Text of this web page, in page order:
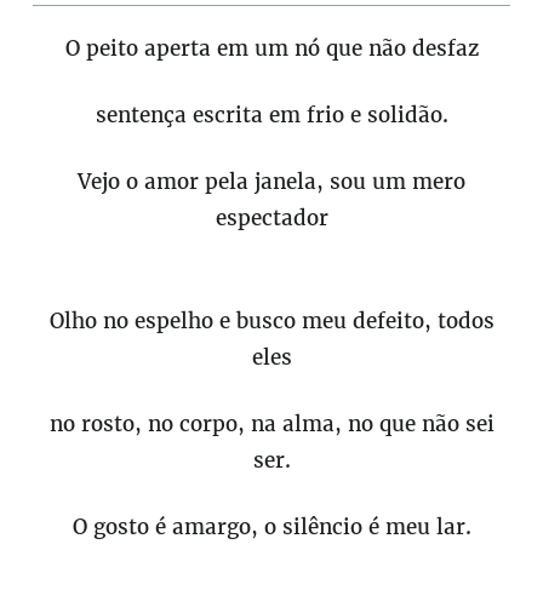
O peito aperta em um nó que não desfaz
sentença escrita em frio e solidão.
Vejo o amor pela janela, sou um mero
espectador
Olho no espelho e busco meu defeito, todos
eles
no rosto, no corpo, na alma, no que não sei
ser.
O gosto é amargo, o silêncio é meu lar.